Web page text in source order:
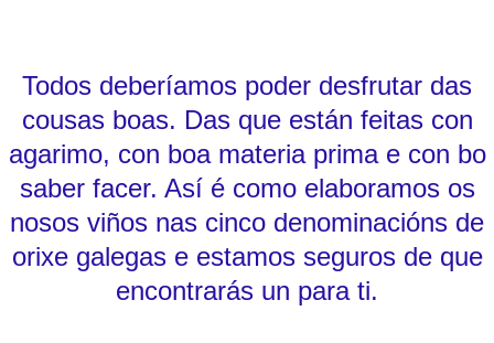
Todos deberíamos poder desfrutar das
cousas boas. Das que están feitas con
agarimo, con boa materia prima e con bo
saber facer. Así é como elaboramos os
nosos viños nas cinco denominacións de
orixe galegas e estamos seguros de que
encontrarás un para ti.